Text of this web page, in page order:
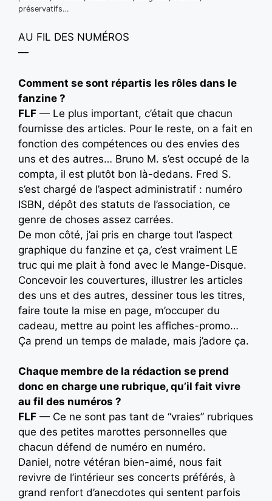
préservatifs…
AU FIL DES NUMÉROS
—
Comment se sont répartis les rôles dans le
fanzine ?
FLF — Le plus important, c’était que chacun
fournisse des articles. Pour le reste, on a fait en
fonction des compétences ou des envies des
uns et des autres… Bruno M. s’est occupé de la
compta, il est plutôt bon là-dedans. Fred S.
s’est chargé de l’aspect administratif : numéro
ISBN, dépôt des statuts de l’association, ce
genre de choses assez carrées.
De mon côté, j’ai pris en charge tout l’aspect
graphique du fanzine et ça, c’est vraiment LE
truc qui me plait à fond avec le Mange-Disque.
Concevoir les couvertures, illustrer les articles
des uns et des autres, dessiner tous les titres,
faire toute la mise en page, m’occuper du
cadeau, mettre au point les affiches-promo…
Ça prend un temps de malade, mais j’adore ça.
Chaque membre de la rédaction se prend
donc en charge une rubrique, qu’il fait vivre
au fil des numéros ?
FLF — Ce ne sont pas tant de “vraies” rubriques
que des petites marottes personnelles que
chacun défend de numéro en numéro.
Daniel, notre vétéran bien-aimé, nous fait
revivre de l’intérieur ses concerts préférés, à
grand renfort d’anecdotes qui sentent parfois